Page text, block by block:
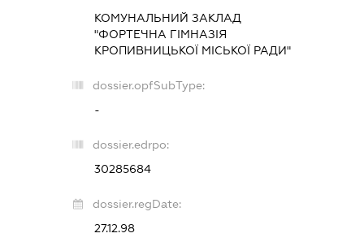
КОМУНАЛЬНИЙ ЗАКЛАД
"ФОРТЕЧНА ГІМНАЗІЯ
КРОПИВНИЦЬКОЇ МІСЬКОЇ РАДИ"
dossier.opfSubType:
-
dossier.edrpo:
30285684
dossier.regDate:
27.12.98